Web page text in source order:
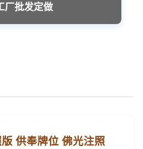
厂批发定做
供奉牌位 佛光注照